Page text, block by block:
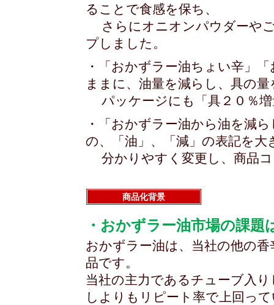
ることで食感を保ち、
さらにオニオンパウダーや
プしました。
・「おかずラー油ちょい辛」
ままに、油量を減らし、具の
パッケージにも「具２０％
・「おかずラー油から油を減
の、「油」、「減」の表記を大
分かりやすく変更し、商品
商品化背景
・おかずラー油市場の課題
おかずラー油は、当社の他の
品です。
当社の主力であるチューブ入
しよりもリピート率で上回っ